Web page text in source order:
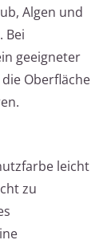
Algen und
Bei
geeigneter
Oberfläche
leicht
zu